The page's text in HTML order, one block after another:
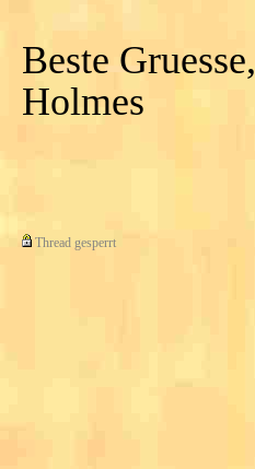
Beste Gruesse,
Holmes
Thread gesperrt